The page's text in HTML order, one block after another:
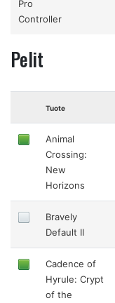
Pro
Controller
Pelit
Tuote
Animal
Crossing:
New
Horizons
Bravely
Default II
Cadence of
Hyrule: Crypt
of the